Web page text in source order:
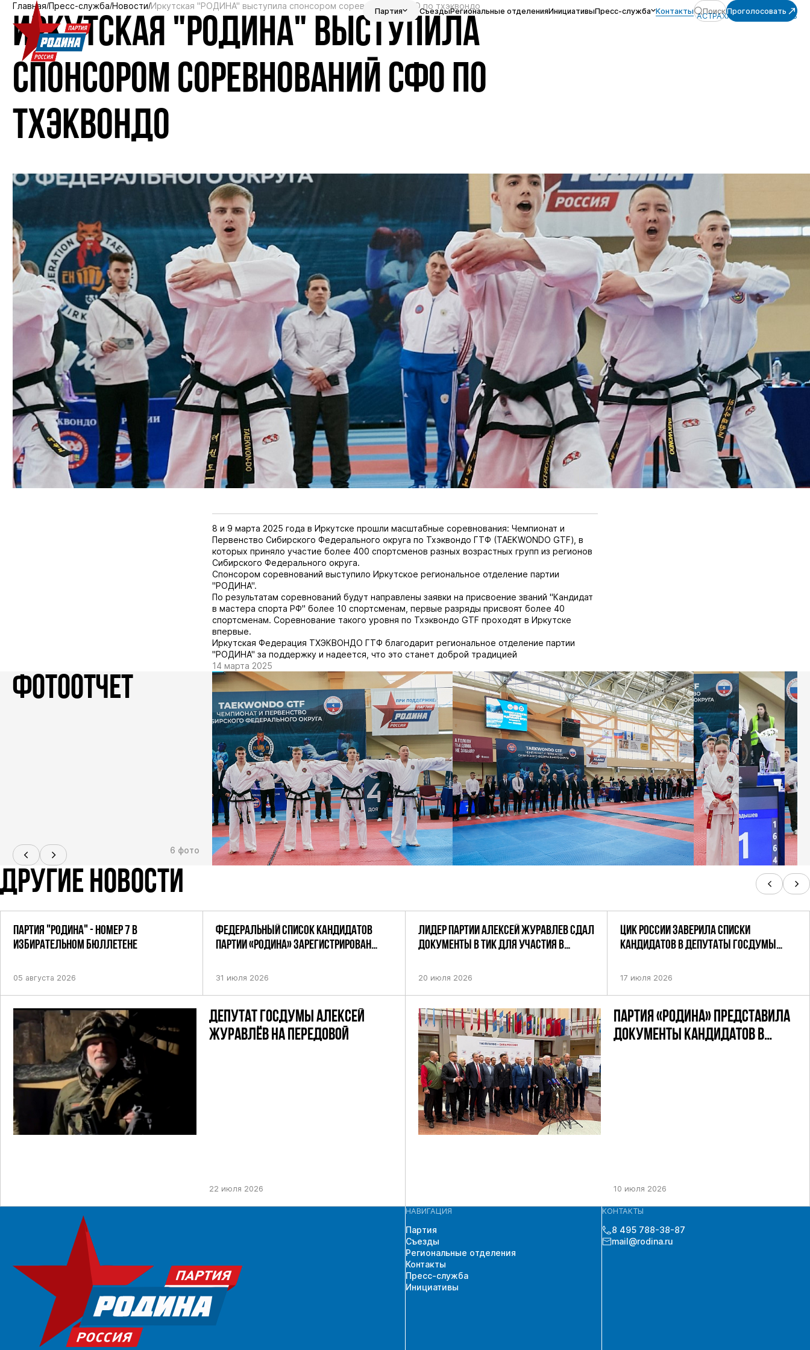
Партия СъездыРегиональные отделенияИнициативыПресс-служба Контакты ПоискПроголосовать
Главная Пресс-служба Новости Иркутская "РОДИНА" выступила спонсором соревнований СФО по тхэквондо
ИРКУТСКАЯ "РОДИНА" ВЫСТУПИЛА
СПОНСОРОМ СОРЕВНОВАНИЙ СФО ПО
ТХЭКВОНДО
АСТРАХАНСКАЯ ОБЛАСТЬ
8 и 9 марта 2025 года в Иркутске прошли масштабные соревнования: Чемпионат и
Первенство Сибирского Федерального округа по Тхэквондо ГТФ (TAEKWONDO GTF), в
которых приняло участие более 400 спортсменов разных возрастных групп из регионов
Сибирского Федерального округа.
Спонсором соревнований выступило Иркутское региональное отделение партии
"РОДИНА".
По результатам соревнований будут направлены заявки на присвоение званий "Кандидат
в мастера спорта РФ" более 10 спортсменам, первые разряды присвоят более 40
спортсменам. Соревнование такого уровня по Тхэквондо GTF проходят в Иркутске
впервые.
Иркутская Федерация ТХЭКВОНДО ГТФ благодарит региональное отделение партии
"РОДИНА" за поддержку и надеется, что это станет доброй традицией
14 марта 2025
ФОТООТЧЕТ
6 фото
ДРУГИЕ НОВОСТИ
ПАРТИЯ "РОДИНА" - НОМЕР 7 В
ИЗБИРАТЕЛЬНОМ БЮЛЛЕТЕНЕ
05 августа 2026
ФЕДЕРАЛЬНЫЙ СПИСОК КАНДИДАТОВ
ПАРТИИ «РОДИНА» ЗАРЕГИСТРИРОВАН
31 июля 2026
ДЕПУТАТ ГОСДУМЫ АЛЕКСЕЙ
ЖУРАВЛЁВ НА ПЕРЕДОВОЙ
22 июля 2026
ЛИДЕР ПАРТИИ АЛЕКСЕЙ ЖУРАВЛЕВ СДАЛ
ДОКУМЕНТЫ В ТИК ДЛЯ УЧАСТИЯ В
ПО НЕФТЕКАМСКОМУ ОДНОМАНДАТНОМУ
20 июля 2026
ЦИК РОССИИ ЗАВЕРИЛА СПИСКИ
КАНДИДАТОВ В ДЕПУТАТЫ ГОСДУМЫ
17 июля 2026
ПАРТИЯ «РОДИНА» ПРЕДСТАВИЛА
ДОКУМЕНТЫ КАНДИДАТОВ В
10 июля 2026
НАВИГАЦИЯ
Партия
Съезды
Региональные отделения
Контакты
Пресс-служба
Инициативы
КОНТАКТЫ
8 495 788-38-87
mail@rodina.ru